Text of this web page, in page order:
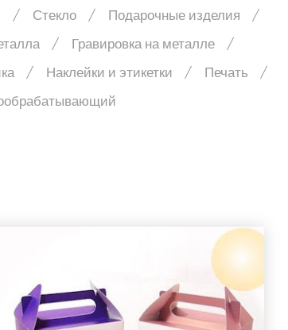
Стекло
Подарочные изделия
Гравировка на металле
Наклейки и этикетки
Печать